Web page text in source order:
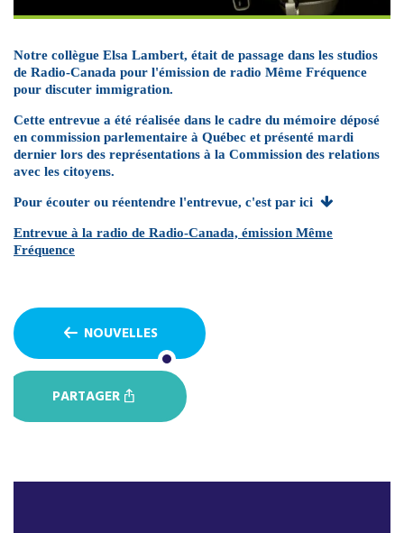
Notre collègue Elsa Lambert, était de passage dans les studios
de Radio-Canada pour l'émission de radio Même Fréquence
pour discuter immigration.
Cette entrevue a été réalisée dans le cadre du mémoire déposé
en commission parlementaire à Québec et présenté mardi
dernier lors des représentations à la Commission des relations
avec les citoyens.
Pour écouter ou réentendre l'entrevue, c'est par ici 
Entrevue à la radio de Radio-Canada, émission Même
Fréquence
NOUVELLES
PARTAGER